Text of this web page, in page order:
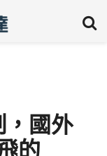
國外
的